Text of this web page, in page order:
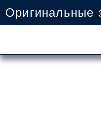
содержимому
Оригинальные